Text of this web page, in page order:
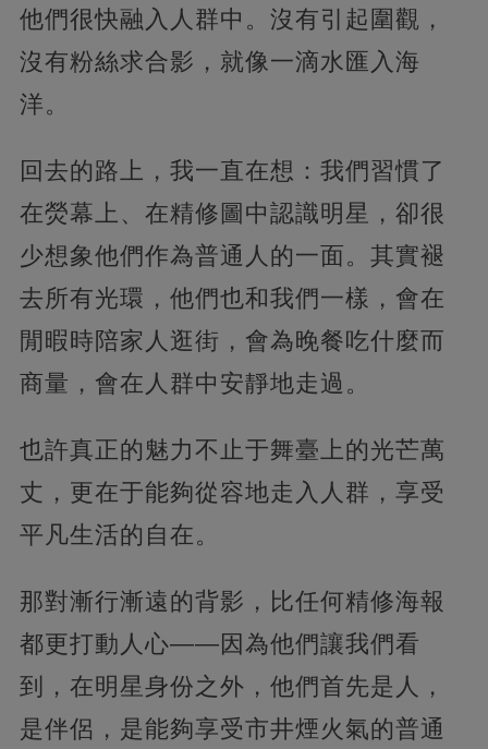
他們很快融入人群中。沒有引起圍觀，
沒有粉絲求合影，就像一滴水匯入海
洋。
回去的路上，我一直在想：我們習慣了
在熒幕上、在精修圖中認識明星，卻很
少想象他們作為普通人的一面。其實褪
去所有光環，他們也和我們一樣，會在
閒暇時陪家人逛街，會為晚餐吃什麼而
商量，會在人群中安靜地走過。
也許真正的魅力不止于舞臺上的光芒萬
丈，更在于能夠從容地走入人群，享受
平凡生活的自在。
那對漸行漸遠的背影，比任何精修海報
都更打動人心——因為他們讓我們看
到，在明星身份之外，他們首先是人，
是伴侶，是能夠享受市井煙火氣的普通